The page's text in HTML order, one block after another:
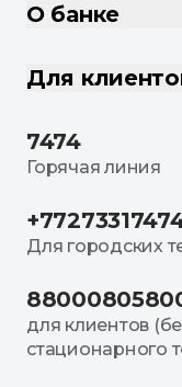
О банке
Для
7474
Горячая линия
Для городских
для клиентов
стационарного